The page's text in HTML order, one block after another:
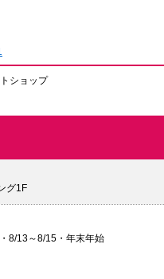
ショップ
グ1F
8/13～8/15・年末年始